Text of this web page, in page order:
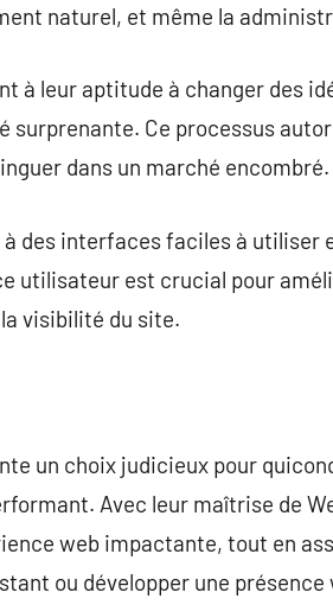
naturel, et même la
à leur aptitude à changer des
surprenante. Ce processus
dans un marché encombré.
des interfaces faciles à utiliser
utilisateur est crucial pour
visibilité du site.
un choix judicieux pour
Avec leur maîtrise de
web impactante, tout en
ou développer une